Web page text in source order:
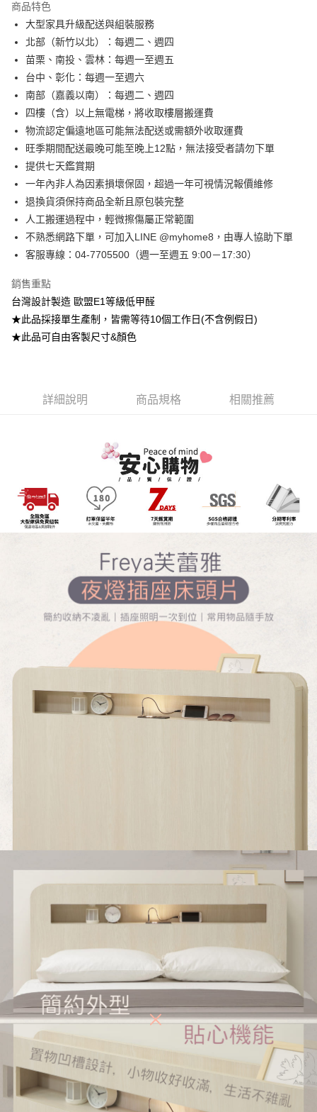
合作金庫商業銀行
華南商業銀行
上海商業儲蓄銀行
台北富邦商業銀行
國泰世華商業銀行
兆豐國際商業銀行
臺灣中小企業銀行
匯豐（台灣）商業銀行
聯邦商業銀行
元大商業銀行
永豐商業銀行
玉山商業銀行
星展（台灣）商業銀行
台新國際商業銀行
中國信託商業銀行
台灣樂天信用卡公司
6 期 0 利率 每期
華南商業銀行
彰化商業銀行
上海商業儲蓄銀行
台北富邦商業銀行
國泰世華商業銀行
臺灣中小企業銀行
台中商業銀行
匯豐（台灣）商業銀行
華泰商業銀行
聯邦商業銀行
遠東國際商業銀行
元大商業銀行
永豐商業銀行
玉山商業銀行
星展（台灣）商業銀行
台新國際商業銀行
台灣樂天信用卡公司
LINE Pay
Apple Pay
街口支付
悠遊付
Google Pay
全盈+PAY
大哥付你分期
相關說明
1.本服務由台灣大哥大提供，台灣大哥大用戶可立即使用無須另外申請。
2.付款方式選擇「大哥付你分期」，訂單成立後會自動跳轉到大哥付的交易
成交易。
4.訂單成立30分鐘內，如未前往確認交易或遇審核未通過，訂單將自動取
消。如遇「轉專審核」未通過狀況，表示未達大哥付你分期系統評分，恕無
法說明評估內容。
【繳款方式說明】
帳／街口支付／iPASS MONEY」等通路繳費。
用戶於交易時，得透過本服務購買商品或服務，並由商店將買賣／分期付款
買賣價金債權讓與本公司後，依約使用本公司帳單繳交帳款。
2.基於同意付款使用「大哥付你分期」之契約關係目的，商店將以您的個人
資料（包含姓名、電話或地址）提供予台灣大哥大進項蒐集、處理及利用，
由本公司與您本人進行分期帳單所需資料之確認、核對及更正。
3.完整用戶服務條款，請詳閱以下連結：https://oppay.tw/userRule
AFTEE先享後付
相關說明
AFTEE先享後付是「在收到商品之後才付款」的支付方式。 讓您購物簡單
便利好安心！
２．便利：只要手機號碼，簡訊認證，即可結帳。
３．安心：先確認商品／服務後，再付款。
２．訂單成立數日內，您將收到繳費通知簡訊。
購買商品的店家。未經商家同意取消之訂單仍視為有效，需透過AFTEE先享
※ 交易是否成功請以「AFTEE先享後付 」之結帳頁面顯示為準，若有關於
是否繳費成功／繳費後需取消欲退款等相關疑問，請聯繫「AFTEE先享後付
客戶支援中心」
https://netprotections.freshdesk.com/support/home
【注意事項】
易，需依本服務之必要範圍內提供個人資料，並將交易相關給付款項請求債
權轉讓予恩沛科技股份有限公司。
２．關於個人資料處理事宜，請瀏覽以下網址：
https://aftee.tw/terms/#terms3
３．未成年的使用者請事先徵得法定代理人或監護人之同意方可使用
「AFTEE先享後付」，若未經同意申辦者引起之損失，本公司不負相關責
４．使用「AFTEE先享後付」時，將依據個別帳號之用戶狀況，依本公司即
時審查核予不同之上限額度；若仍有額度不足之情形，本公司將視審查結果
請求用戶進行身份認證。
恩沛科技股份有限公司將有權停止該用戶之使用額度並採取法律行動。
ATM付款
運送方式
➤一般商品『宅配寄送』：1.車趟為週一至六 2.無組裝，只送至一
➤大型傢俱『免費組裝』：1.車趟為週二、週四 2.可指定日期，無
每筆NT$3,000，滿NT$1(含以上)免運費
商品特色
大型家具升級配送與組裝服務
北部（新竹以北）：每週二、週四
苗栗、南投、雲林：每週一至週五
台中、彰化：每週一至週六
南部（嘉義以南）：每週二、週四
四樓（含）以上無電梯，將收取樓層搬運費
物流認定偏遠地區可能無法配送或需額外收取運費
旺季期間配送最晚可能至晚上12點，無法接受者請勿下單
提供七天鑑賞期
一年內非人為因素損壞保固，超過一年可視情況報價維修
退換貨須保持商品全新且原包裝完整
人工搬運過程中，輕微擦傷屬正常範圍
不熟悉網路下單，可加入LINE @myhome8，由專人協助下單
客服專線：04-7705500（週一至週五 9:00－17:30）
銷售重點
台灣設計製造 歐盟E1等級低甲醛
★此品採接單生產制，皆需等待10個工作日(不含例假日)
★此品可自由客製尺寸&顏色
詳細說明 商品規格 相關推薦